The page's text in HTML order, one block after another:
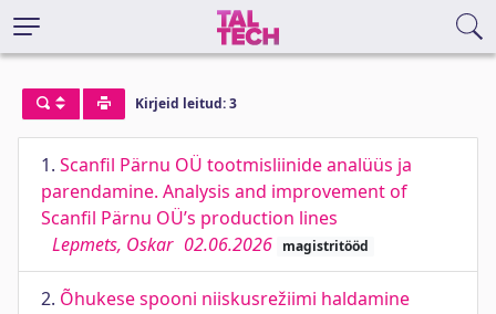
Kirjeid leitud: 3
1. Scanfil Pärnu OÜ tootmisliinide analüüs ja
parendamine. Analysis and improvement of
Scanfil Pärnu OÜ’s production lines
Lepmets, Oskar 02.06.2026 magistritööd
2. Õhukese spooni niiskusrežiimi haldamine